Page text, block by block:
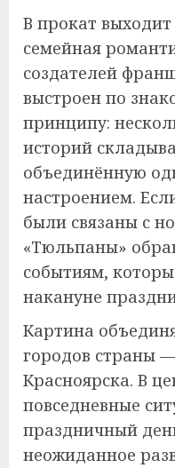
В прокат
семейная
создателей
выстроен по
принципу:
историй
объединённую
настроением.
были связаны с
«Тюльпаны»
событиям,
накануне
Картина
городов страны
Красноярска. В
повседневные
праздничный
неожиданное